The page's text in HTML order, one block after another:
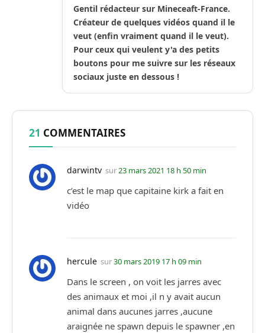
Gentil rédacteur sur Mineceaft-France.
Créateur de quelques vidéos quand il le
veut (enfin vraiment quand il le veut).
Pour ceux qui veulent y'a des petits
boutons pour me suivre sur les réseaux
sociaux juste en dessous !
21 COMMENTAIRES
darwintv sur23 mars 2021 18 h 50 min
c’est le map que capitaine kirk a fait en
vidéo
hercule sur30 mars 2019 17 h 09 min
Dans le screen , on voit les jarres avec
des animaux et moi ,il n y avait aucun
animal dans aucunes jarres ,aucune
araignée ne spawn depuis le spawner ,en